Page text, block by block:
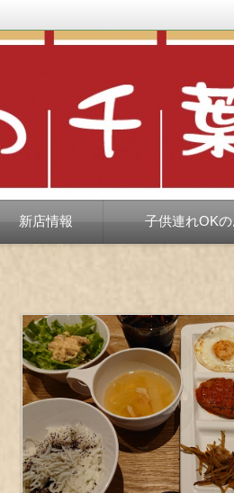
ちょっと孤高な食べ歩き。だいたい当
新店情報 子供連れOK